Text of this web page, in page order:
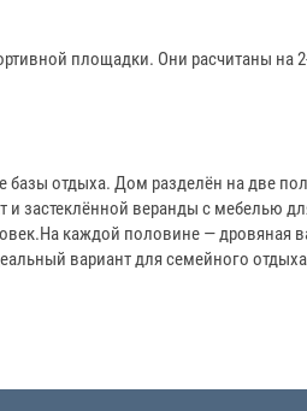
площадки. Они расчитаны на
базы отдыха. Дом разделён на две
и застеклённой веранды с мебелью
каждой половине — дровяная
вариант для семейного